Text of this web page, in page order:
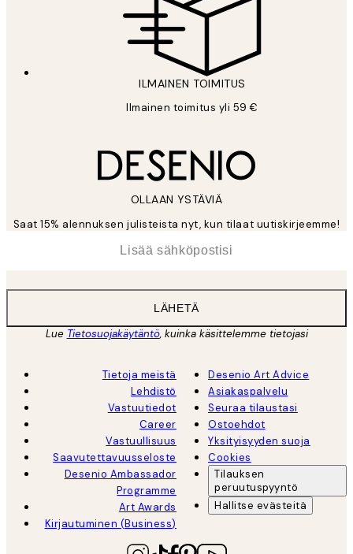
ILMAINEN TOIMITUS
Ilmainen toimitus yli 59 €
OLLAAN YSTÄVIÄ
Saat 15% alennuksen julisteista nyt, kun tilaat uutiskirjeemme!
LÄHETÄ
Lue Tietosuojakäytäntö, kuinka käsittelemme tietojasi
Tietoja meistä
Lehdistö
Vastuutiedot
Career
Vastuullisuus
Saavutettavuusseloste
Desenio Ambassador
Programme
Art Awards
Kirjautuminen (Business)
Desenio Art Advice
Asiakaspalvelu
Seuraa tilaustasi
Ostoehdot
Yksityisyyden suoja
Cookies
Tilauksen
peruutuspyyntö
Hallitse evästeitä